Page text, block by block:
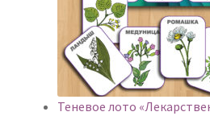
Теневое лото